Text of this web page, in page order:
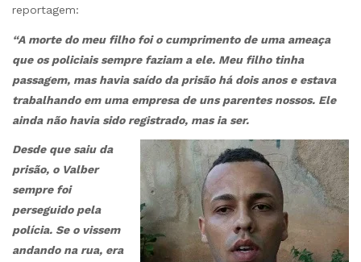
reportagem:
“A morte do meu filho foi o cumprimento de uma ameaça
que os policiais sempre faziam a ele. Meu filho tinha
passagem, mas havia saído da prisão há dois anos e estava
trabalhando em uma empresa de uns parentes nossos. Ele
ainda não havia sido registrado, mas ia ser.
Desde que saiu da
prisão, o Valber
sempre foi
perseguido pela
polícia. Se o vissem
andando na rua, era